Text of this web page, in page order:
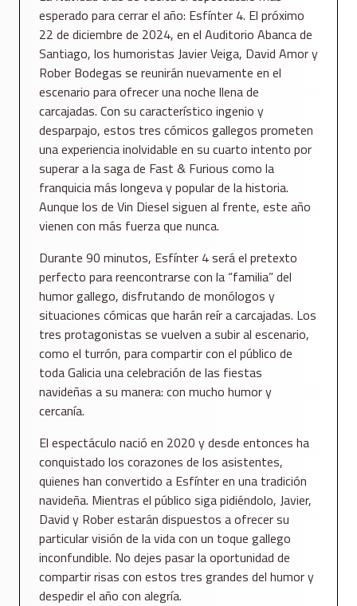
esperado para cerrar el año: Esfínter 4. El próximo
22 de diciembre de 2024, en el Auditorio Abanca de
Santiago, los humoristas Javier Veiga, David Amor y
Rober Bodegas se reunirán nuevamente en el
escenario para ofrecer una noche llena de
carcajadas. Con su característico ingenio y
desparpajo, estos tres cómicos gallegos prometen
una experiencia inolvidable en su cuarto intento por
superar a la saga de Fast & Furious como la
franquicia más longeva y popular de la historia.
Aunque los de Vin Diesel siguen al frente, este año
vienen con más fuerza que nunca.
Durante 90 minutos, Esfínter 4 será el pretexto
perfecto para reencontrarse con la “familia” del
humor gallego, disfrutando de monólogos y
situaciones cómicas que harán reír a carcajadas. Los
tres protagonistas se vuelven a subir al escenario,
como el turrón, para compartir con el público de
toda Galicia una celebración de las fiestas
navideñas a su manera: con mucho humor y
cercanía.
El espectáculo nació en 2020 y desde entonces ha
conquistado los corazones de los asistentes,
quienes han convertido a Esfínter en una tradición
navideña. Mientras el público siga pidiéndolo, Javier,
David y Rober estarán dispuestos a ofrecer su
particular visión de la vida con un toque gallego
inconfundible. No dejes pasar la oportunidad de
compartir risas con estos tres grandes del humor y
despedir el año con alegría.